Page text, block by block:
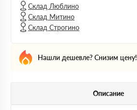
Склад Люблино
Склад Митино
Склад Строгино
Нашли дешевле? Снизим цену!
Описание